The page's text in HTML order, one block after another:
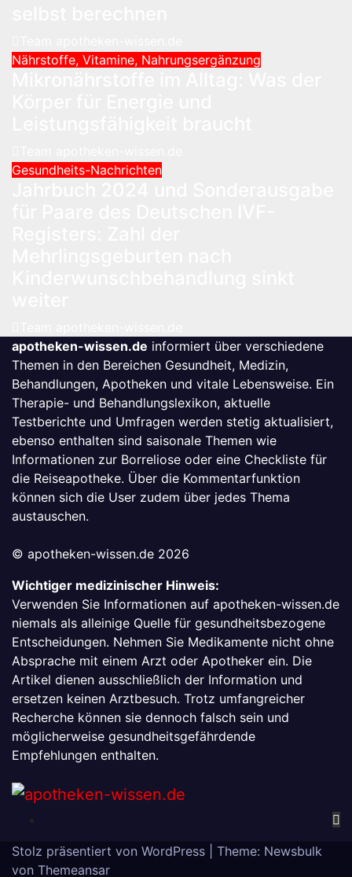
Nährstoffe, Vitamine, Nahrungsergänzung
Gesundheits-Nachrichten
apotheken-wissen.de informiert über verschiedene
Themen in den Bereichen Gesundheit, Medizin,
Behandlungen, Apotheken und vitale Lebensweise. Ein
Therapie- und Behandlungslexikon, aktuelle
Testberichte und Umfragen werden stetig aktualisiert,
ebenso enthalten sind saisonale Themen wie
Informationen zur Borreliose oder eine Checkliste für
die Reiseapotheke. Über die Kommentarfunktion
können sich die User zudem über jedes Thema
austauschen.
© apotheken-wissen.de 2026
Wichtiger medizinischer Hinweis:
Verwenden Sie Informationen auf apotheken-wissen.de
niemals als alleinige Quelle für gesundheitsbezogene
Entscheidungen. Nehmen Sie Medikamente nicht ohne
Absprache mit einem Arzt oder Apotheker ein. Die
Artikel dienen ausschließlich der Information und
ersetzen keinen Arztbesuch. Trotz umfangreicher
Recherche können sie dennoch falsch sein und
möglicherweise gesundheitsgefährdende
Empfehlungen enthalten.
Stolz präsentiert von WordPress Theme: Newsbulk
von Themeansar